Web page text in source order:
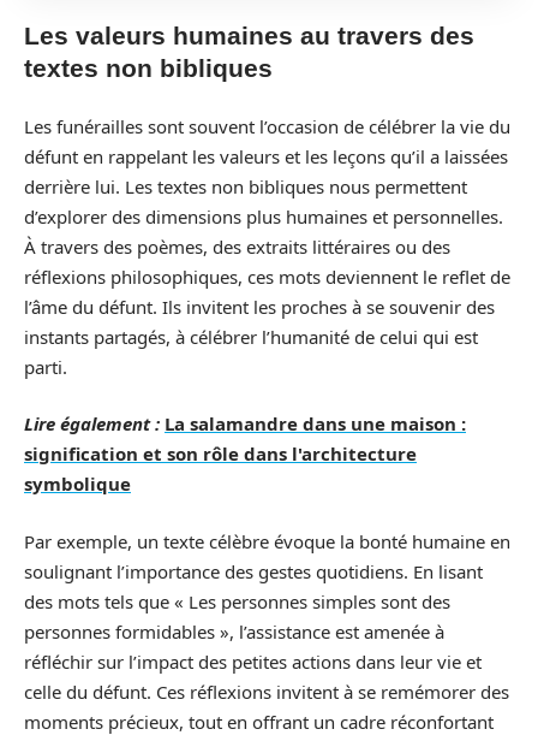
Les valeurs humaines au travers des
textes non bibliques
Les funérailles sont souvent l’occasion de célébrer la vie du
défunt en rappelant les valeurs et les leçons qu’il a laissées
derrière lui. Les textes non bibliques nous permettent
d’explorer des dimensions plus humaines et personnelles.
À travers des poèmes, des extraits littéraires ou des
réflexions philosophiques, ces mots deviennent le reflet de
l’âme du défunt. Ils invitent les proches à se souvenir des
instants partagés, à célébrer l’humanité de celui qui est
parti.
Lire également : La salamandre dans une maison :
signification et son rôle dans l'architecture
symbolique
Par exemple, un texte célèbre évoque la bonté humaine en
soulignant l’importance des gestes quotidiens. En lisant
des mots tels que « Les personnes simples sont des
personnes formidables », l’assistance est amenée à
réfléchir sur l’impact des petites actions dans leur vie et
celle du défunt. Ces réflexions invitent à se remémorer des
moments précieux, tout en offrant un cadre réconfortant